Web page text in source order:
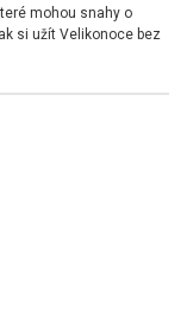
mohou snahy o
si užít Velikonoce bez